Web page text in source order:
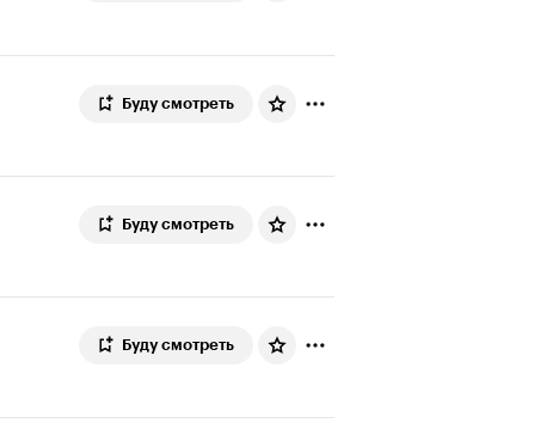
Буду смотреть
Буду смотреть
Буду смотреть